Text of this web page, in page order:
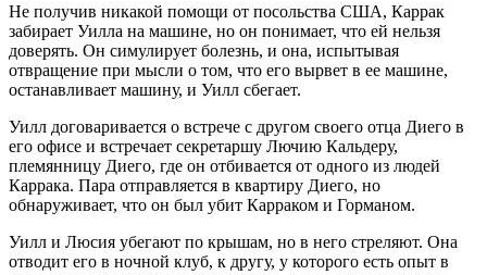
Не получив никакой помощи от посольства США, Каррак
забирает Уилла на машине, но он понимает, что ей нельзя
доверять. Он симулирует болезнь, и она, испытывая
отвращение при мысли о том, что его вырвет в ее машине,
останавливает машину, и Уилл сбегает.
Уилл договаривается о встрече с другом своего отца Диего в
его офисе и встречает секретаршу Лючию Кальдеру,
племянницу Диего, где он отбивается от одного из людей
Каррака. Пара отправляется в квартиру Диего, но
обнаруживает, что он был убит Карраком и Горманом.
Уилл и Люсия убегают по крышам, но в него стреляют. Она
отводит его в ночной клуб, к другу, у которого есть опыт в